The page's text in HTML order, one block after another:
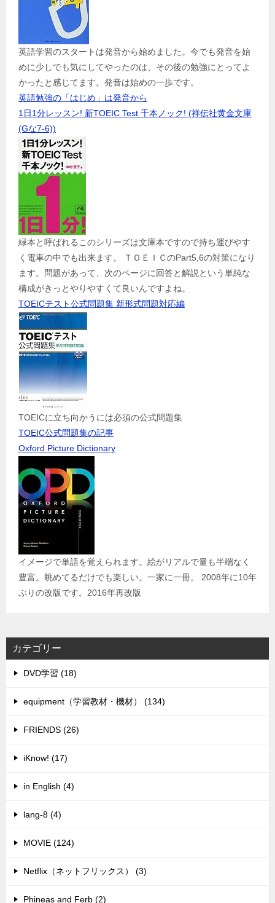
英語学習のスタートは発音から始めました。今でも発音を始
めに少しでも気にしてやったのは、その後の勉強にとってよ
かったと感じてます。発音は始めの一歩です。
英語勉強の「はじめ」は発音から
1日1分レッスン! 新TOEIC Test 千本ノック! (祥伝社黄金文庫
(Gな7-6))
緑本と呼ばれるこのシリーズは文庫本ですので持ち運びやす
く電車の中でも出来ます。 ＴＯＥＩＣのPart5,6の対策になり
ます。問題があって、次のページに回答と解説という単純な
構成がきっとやりやすくて良いんですよね。
TOEICテスト公式問題集 新形式問題対応編
TOEICに立ち向かうには必須の公式問題集
TOEIC公式問題集の記事
Oxford Picture Dictionary
イメージで単語を覚えられます。絵がリアルで量も半端なく
豊富。眺めてるだけでも楽しい。一家に一冊。 2008年に10年
ぶりの改版です。2016年再改版
カテゴリー
DVD学習 (18)
equipment（学習教材・機材） (134)
FRIENDS (26)
iKnow! (17)
in English (4)
lang-8 (4)
MOVIE (124)
Netflix（ネットフリックス） (3)
Phineas and Ferb (2)